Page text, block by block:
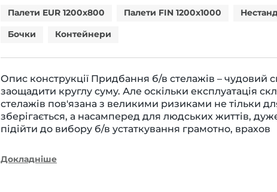
Палети EUR 1200x800 Палети FIN 1200x1000
Бочки
Контейнери
Опис конструкції Придбання б/в стелажів – чудовий
заощадити круглу суму. Але оскільки експлуатація
стелажів пов'язана з великими ризиками не тільки
зберігається, а насамперед для людських життів,
підійти до вибору б/в устаткування грамотно, врахов
Докладніше